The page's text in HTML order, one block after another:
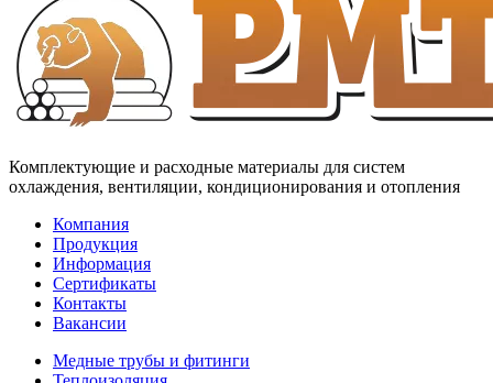
Комплектующие и расходные материалы для систем
охлаждения, вентиляции, кондиционирования и отопления
Компания
Продукция
Информация
Сертификаты
Контакты
Вакансии
Медные трубы и фитинги